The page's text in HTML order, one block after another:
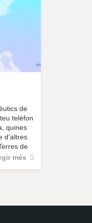
de
telèfon
quines
d’altres
de
més